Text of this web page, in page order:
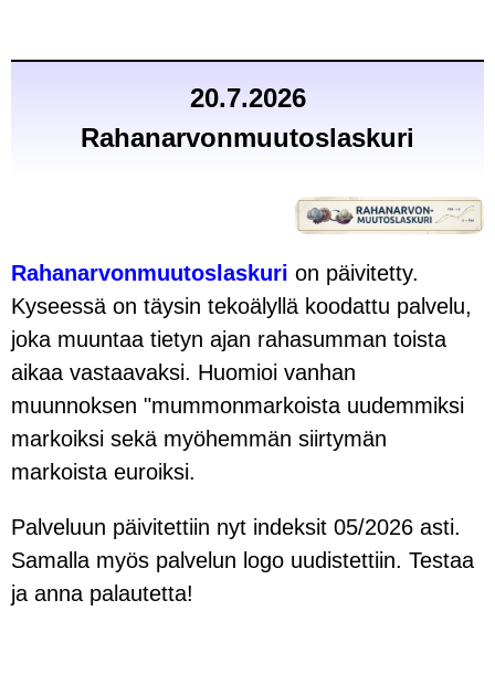
20.7.2026
Rahanarvonmuutoslaskuri
Rahanarvonmuutoslaskuri on päivitetty.
Kyseessä on täysin teko­älyllä koodattu palvelu,
joka muuntaa tietyn ajan rahasumman toista
aikaa vastaavaksi. Huomioi vanhan
muunnoksen "mummon­markoista­ uudemmiksi
markoiksi sekä myöhemmän siirtymän
markoista euroiksi.
Palveluun päivitettiin nyt indeksit 05/2026 asti.
Samalla myös palvelun logo uudistettiin. Testaa
ja anna palautetta!